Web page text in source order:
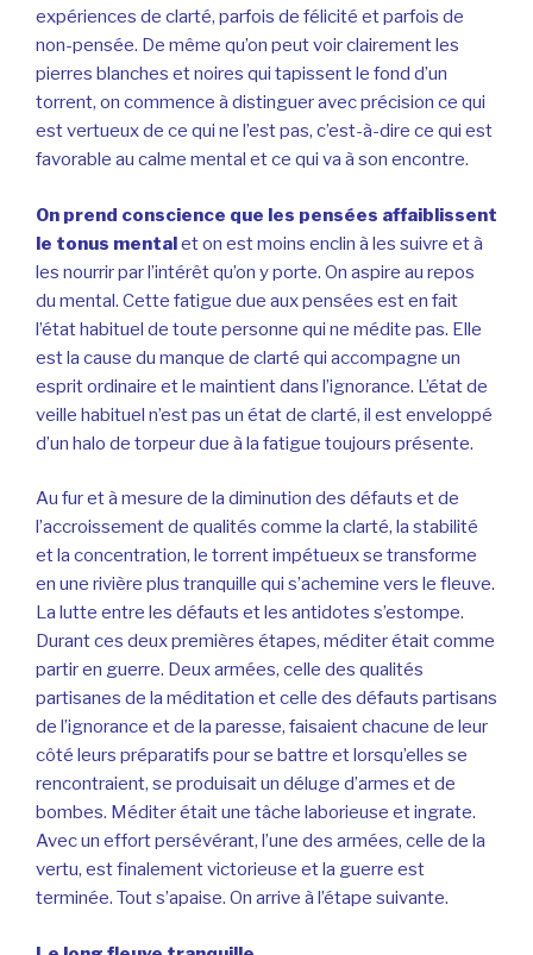
expériences de clarté, parfois de félicité et parfois de
non-pensée. De même qu’on peut voir clairement les
pierres blanches et noires qui tapissent le fond d’un
torrent, on commence à distinguer avec précision ce qui
est vertueux de ce qui ne l’est pas, c’est-à-dire ce qui est
favorable au calme mental et ce qui va à son encontre.
On prend conscience que les pensées affaiblissent
le tonus mentalet on est moins enclin à les suivre et à
les nourrir par l’intérêt qu’on y porte. On aspire au repos
du mental. Cette fatigue due aux pensées est en fait
l’état habituel de toute personne qui ne médite pas. Elle
est la cause du manque de clarté qui accompagne un
esprit ordinaire et le maintient dans l’ignorance. L’état de
veille habituel n’est pas un état de clarté, il est enveloppé
d’un halo de torpeur due à la fatigue toujours présente.
Au fur et à mesure de la diminution des défauts et de
l’accroissement de qualités comme la clarté, la stabilité
et la concentration, le torrent impétueux se transforme
en une rivière plus tranquille qui s’achemine vers le fleuve.
La lutte entre les défauts et les antidotes s’estompe.
Durant ces deux premières étapes, méditer était comme
partir en guerre. Deux armées, celle des qualités
partisanes de la méditation et celle des défauts partisans
de l’ignorance et de la paresse, faisaient chacune de leur
côté leurs préparatifs pour se battre et lorsqu’elles se
rencontraient, se produisait un déluge d’armes et de
bombes. Méditer était une tâche laborieuse et ingrate.
Avec un effort persévérant, l’une des armées, celle de la
vertu, est finalement victorieuse et la guerre est
terminée. Tout s’apaise. On arrive à l’étape suivante.